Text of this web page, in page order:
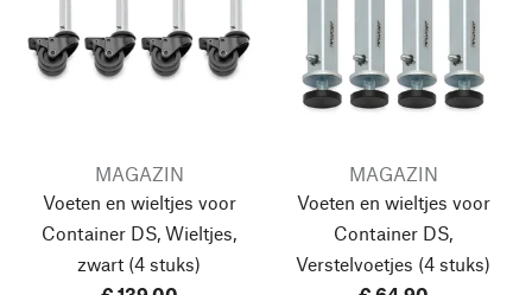
MAGAZIN
Voeten en wieltjes voor
Container DS, Wieltjes,
zwart (4 stuks)
MAGAZIN
Voeten en wieltjes voor
Container DS,
Verstelvoetjes (4 stuks)